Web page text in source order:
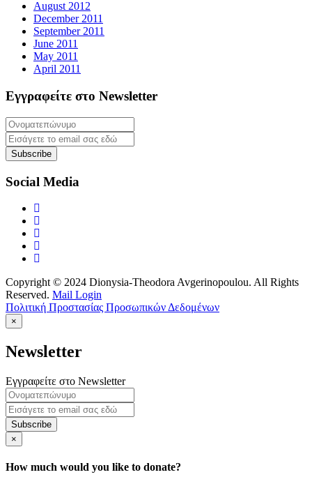
August 2012
December 2011
September 2011
June 2011
May 2011
April 2011
Εγγραφείτε στο Newsletter
Subscribe
Social Media
Copyright © 2024 Dionysia-Theodora Avgerinopoulou. All Rights
Reserved. Mail Login
Πολιτική Προστασίας Προσωπικών Δεδομένων
×
Newsletter
Εγγραφείτε στο Newsletter
Subscribe
×
How much would you like to donate?